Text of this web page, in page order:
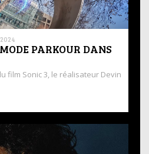
PARKOUR DANS
film Sonic 3, le réalisateur Devin